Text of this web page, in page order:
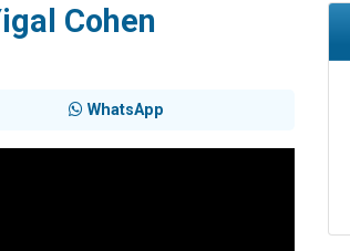
Cohen
WhatsApp